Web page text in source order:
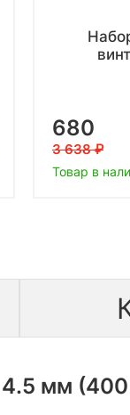
680
3 638
Товар в
мм